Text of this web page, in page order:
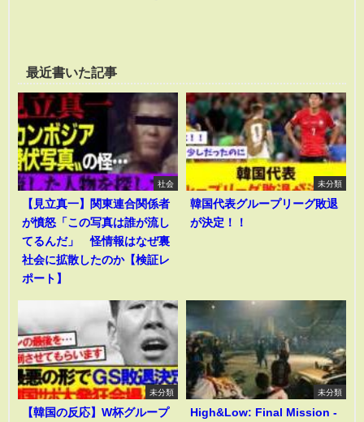
最近書いた記事
社会
【見立真一】関東連合関係者
が憤怒「この写真は誰が流し
てるんだ」 怪情報はなぜ裏
社会に拡散したのか【検証レ
ポート】
未分類
韓国代表グループリーグ敗退
が決定！！
未分類
【韓国の反応】W杯グループ
未分類
High&Low: Final Mission -